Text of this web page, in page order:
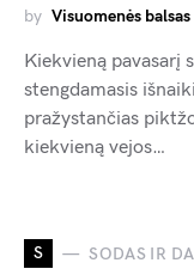
by Visuomenės balsas
Kiekvieną pavasarį
stengdamasis
pražystančias
kiekvieną vejos…
S SODAS IR